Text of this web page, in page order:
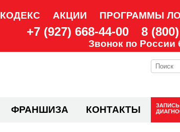
КОДЕКС АКЦИИ ПРОГРАММЫ
+7 (927) 668-44-00 8
Звонок по России
ФРАНШИЗА КОНТАКТЫ